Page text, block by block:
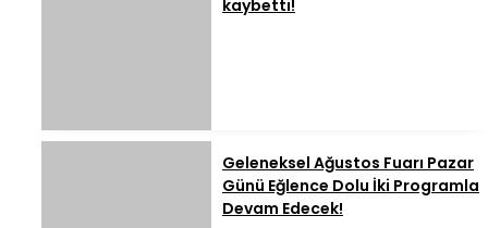
kaybetti!
Geleneksel Ağustos Fuarı Pazar
Günü Eğlence Dolu İki Programla
Devam Edecek!